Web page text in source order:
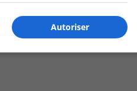
Autoriser